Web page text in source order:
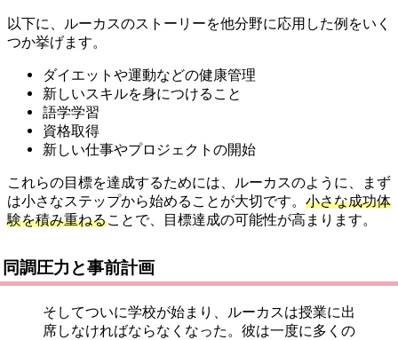
以下に、ルーカスのストーリーを他分野に応用した例をいく
つか挙げます。
ダイエットや運動などの健康管理
新しいスキルを身につけること
語学学習
資格取得
新しい仕事やプロジェクトの開始
これらの目標を達成するためには、ルーカスのように、まず
は小さなステップから始めることが大切です。 小さな成功体
験を積み重ねることで、目標達成の可能性が高まります。
同調圧力と事前計画
そしてついに学校が始まり、ルーカスは授業に出
席しなければならなくなった。彼は一度に多くの